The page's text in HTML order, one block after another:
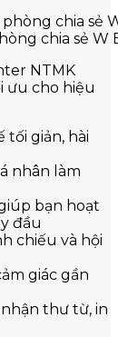
chia sẻ W
NTMK
ưu cho hiệu
tối giản, hài
nhân làm
bạn hoạt
đầu
chiếu và hội
giác gần
thư từ, in